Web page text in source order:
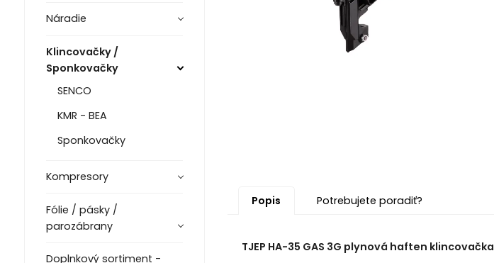
Náradie
Klincovačky /
Sponkovačky
SENCO
KMR - BEA
Sponkovačky
Kompresory
Fólie / pásky /
parozábrany
Doplnkový sortiment -
Popis Potrebujete poradiť?
TJEP HA-35 GAS 3G plynová haften klincovačka